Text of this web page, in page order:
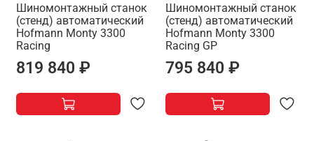
Шиномонтажный станок
(стенд) автоматический
Hofmann Monty 3300
Racing
819 840 ₽
Шиномонтажный станок
(стенд) автоматический
Hofmann Monty 3300
Racing GP
795 840 ₽